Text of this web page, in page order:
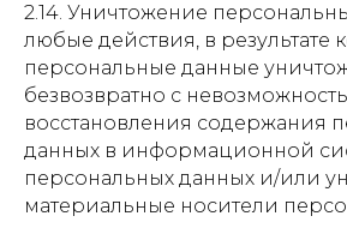
2.14. Уничтожение
любые действия, в результате
персональные данные
безвозвратно с
восстановления содержания
данных в информационной
персональных данных и/или
материальные носители